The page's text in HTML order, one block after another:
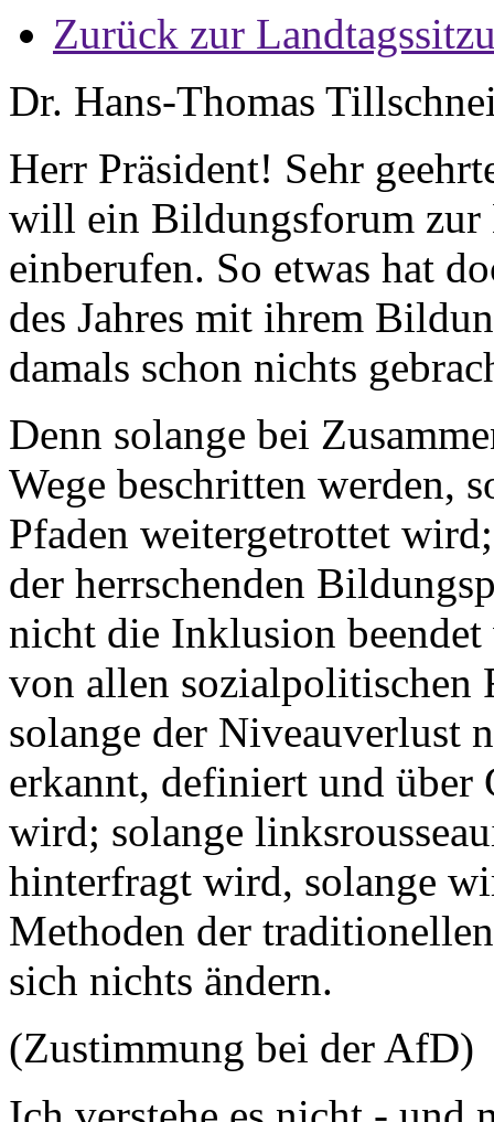
Zurück zur
Dr. Hans-Thomas
Herr Präsident! Sehr
will ein Bildungsforum zur
einberufen. So etwas hat
des Jahres mit ihrem
damals schon nichts
Denn solange bei
Wege beschritten werden,
Pfaden weitergetrottet
der herrschenden
nicht die Inklusion
von allen sozialpolitischen
solange der Niveauverlust
erkannt, definiert und über
wird; solange
hinterfragt wird, solange
Methoden der
sich nichts ändern.
(Zustimmung bei der AfD)